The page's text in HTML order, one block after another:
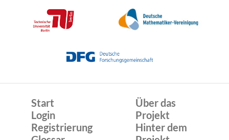
Start
Login
Registrierung
Über das
Projekt
Hinter dem